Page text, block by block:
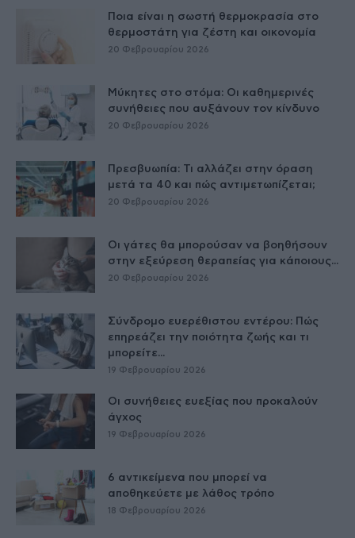
Ποια είναι η σωστή θερμοκρασία στο
θερμοστάτη για ζέστη και οικονομία
20 Φεβρουαρίου 2026
Μύκητες στο στόμα: Οι καθημερινές
συνήθειες που αυξάνουν τον κίνδυνο
20 Φεβρουαρίου 2026
Πρεσβυωπία: Τι αλλάζει στην όραση
μετά τα 40 και πώς αντιμετωπίζεται;
20 Φεβρουαρίου 2026
Οι γάτες θα μπορούσαν να βοηθήσουν
στην εξεύρεση θεραπείας για κάποιους...
20 Φεβρουαρίου 2026
Σύνδρομο ευερέθιστου εντέρου: Πώς
επηρεάζει την ποιότητα ζωής και τι
μπορείτε...
19 Φεβρουαρίου 2026
Οι συνήθειες ευεξίας που προκαλούν
άγχος
19 Φεβρουαρίου 2026
6 αντικείμενα που μπορεί να
αποθηκεύετε με λάθος τρόπο
18 Φεβρουαρίου 2026